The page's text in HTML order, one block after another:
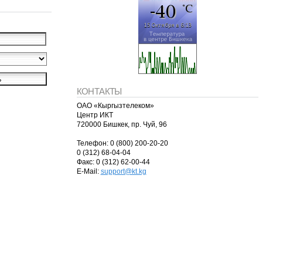
КОНТАКТЫ
ОАО «Кыргызтелеком»
Центр ИКТ
720000 Бишкек, пр. Чуй, 96
Телефон: 0 (800) 200-20-20
0 (312) 68-04-04
Факс: 0 (312) 62-00-44
E-Mail: support@kt.kg